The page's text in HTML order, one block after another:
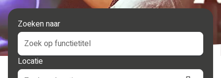
Zoeken naar
Locatie